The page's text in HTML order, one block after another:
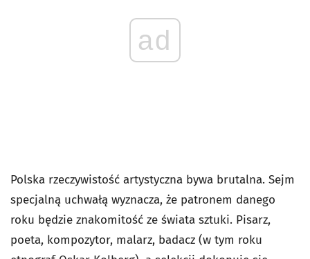
ad
Polska rzeczywistość artystyczna bywa brutalna. Sejm
specjalną uchwałą wyznacza, że patronem danego
roku będzie znakomitość ze świata sztuki. Pisarz,
poeta, kompozytor, malarz, badacz (w tym roku